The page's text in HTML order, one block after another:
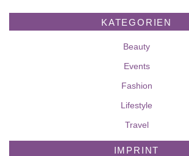
KATEGORIEN
Beauty
Events
Fashion
Lifestyle
Travel
IMPRINT